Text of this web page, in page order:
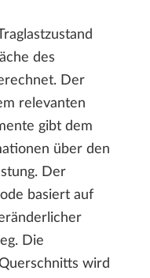
des
Der
relevanten
gibt dem
über den
Der
basiert auf
Die
wird